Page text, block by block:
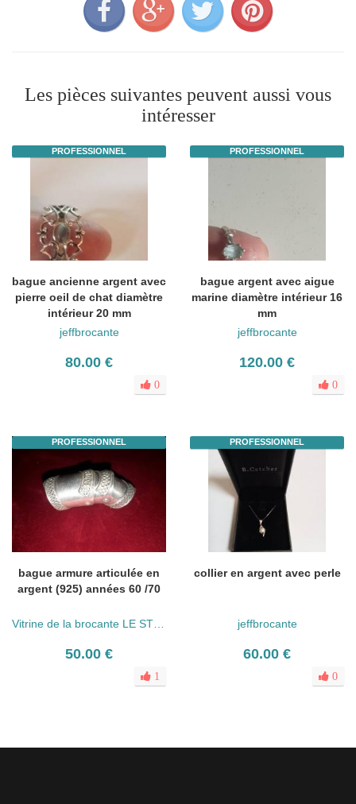
Les pièces suivantes peuvent aussi vous
intéresser
PROFESSIONNEL
bague ancienne argent avec
pierre oeil de chat diamètre
intérieur 20 mm
jeffbrocante
80.00 €
0
PROFESSIONNEL
bague argent avec aigue
marine diamètre intérieur 16
mm
jeffbrocante
120.00 €
0
PROFESSIONNEL
bague armure articulée en
argent (925) années 60 /70
50.00 €
1
PROFESSIONNEL
collier en argent avec perle
jeffbrocante
60.00 €
0